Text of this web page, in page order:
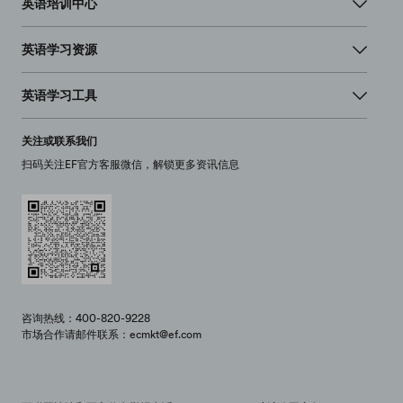
英语培训中心
英语学习资源
英语学习工具
关注或联系我们
扫码关注EF官方客服微信，解锁更多资讯信息
咨询热线：400-820-9228
市场合作请邮件联系：ecmkt@ef.com